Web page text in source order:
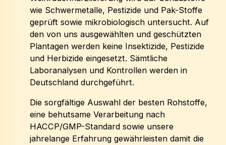
wie Schwermetalle, Pestizide und Pak-Stoffe
geprüft sowie mikrobiologisch untersucht. Auf
den von uns ausgewählten und geschützten
Plantagen werden keine Insektizide, Pestizide
und Herbizide eingesetzt. Sämtliche
Laboranalysen und Kontrollen werden in
Deutschland durchgeführt.
Die sorgfältige Auswahl der besten Rohstoffe,
eine behutsame Verarbeitung nach
HACCP/GMP-Standard sowie unsere
jahrelange Erfahrung gewährleisten damit die